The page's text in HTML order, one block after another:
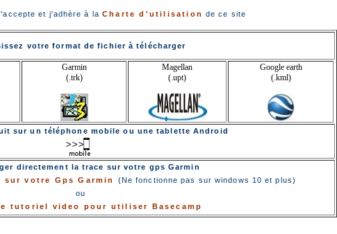
et j'adhère à la Charte d'utilisation de ce site
votre format de fichier à télécharger
Garmin
(.trk)
Magellan
(.upt)
Google earth
(.kml)
sur un téléphone mobile ou une tablette Android
directement la trace sur votre gps Garmin
votre Gps Garmin (Ne fonctionne pas sur windows 10 et plus)
ou
tutoriel video pour utiliser Basecamp